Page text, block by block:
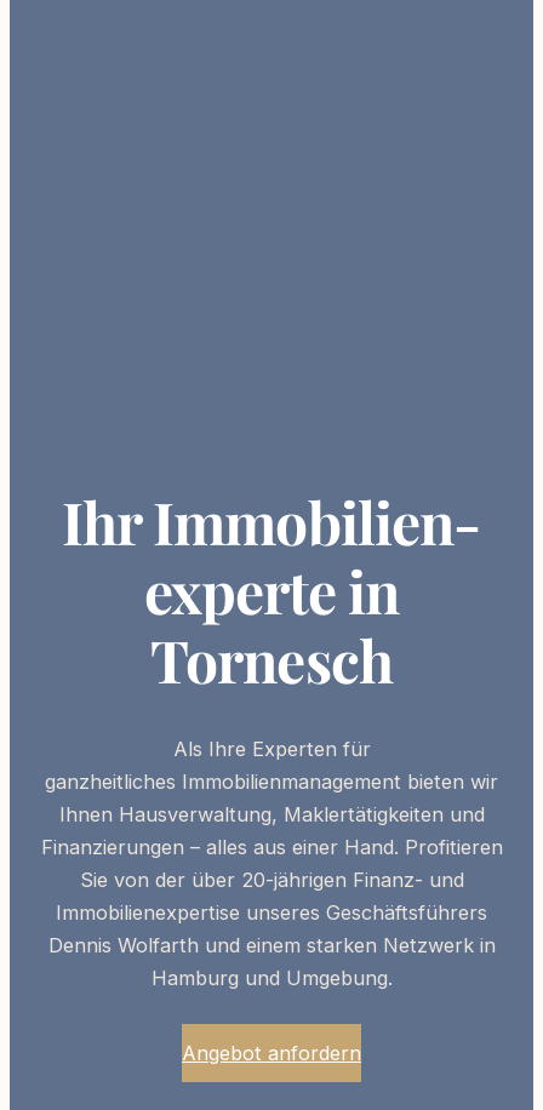
Ihr Immobilien­
experte in
Tornesch
Als Ihre Experten für
ganzheitliches Immobilienmanagement bieten wir
Ihnen Hausverwaltung, Maklertätigkeiten und
Finanzierungen – alles aus einer Hand. Profitieren
Sie von der über 20-jährigen Finanz- und
Immobilienexpertise unseres Geschäftsführers
Dennis Wolfarth und einem starken Netzwerk in
Hamburg und Umgebung.
Angebot anfordern